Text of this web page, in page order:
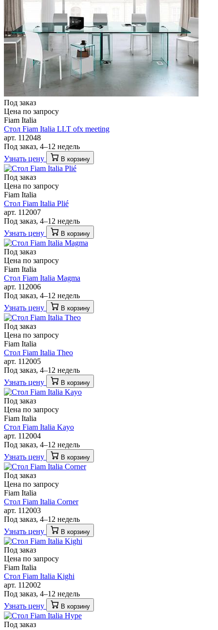
Под заказ
Цена по запросу
Fiam Italia
Стол Fiam Italia LLT ofx meeting
арт. 112048
Под заказ, 4–12 недель
Узнать цену
В корзину
Под заказ
Цена по запросу
Fiam Italia
Стол Fiam Italia Plié
арт. 112007
Под заказ, 4–12 недель
Узнать цену
В корзину
Под заказ
Цена по запросу
Fiam Italia
Стол Fiam Italia Magma
арт. 112006
Под заказ, 4–12 недель
Узнать цену
В корзину
Под заказ
Цена по запросу
Fiam Italia
Стол Fiam Italia Theo
арт. 112005
Под заказ, 4–12 недель
Узнать цену
В корзину
Под заказ
Цена по запросу
Fiam Italia
Стол Fiam Italia Kayo
арт. 112004
Под заказ, 4–12 недель
Узнать цену
В корзину
Под заказ
Цена по запросу
Fiam Italia
Стол Fiam Italia Corner
арт. 112003
Под заказ, 4–12 недель
Узнать цену
В корзину
Под заказ
Цена по запросу
Fiam Italia
Стол Fiam Italia Kighi
арт. 112002
Под заказ, 4–12 недель
Узнать цену
В корзину
Под заказ